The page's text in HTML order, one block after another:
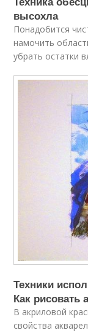
высохла
Понадобится
намочить
убрать остатки
Техники
Как рисовать
В акриловой
свойства